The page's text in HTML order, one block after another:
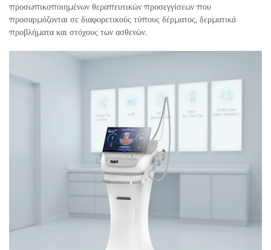
προσωπικοποιημένων θεραπευτικών προσεγγίσεων που
προσαρμόζονται σε διαφορετικούς τύπους δέρματος, δερματικά
προβλήματα και στόχους των ασθενών.